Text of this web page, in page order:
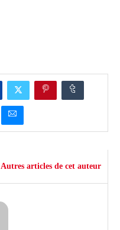
Autres articles de cet auteur